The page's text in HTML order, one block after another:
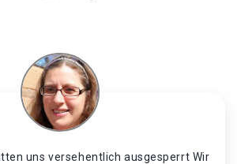
uns versehentlich ausgesperrt Wir